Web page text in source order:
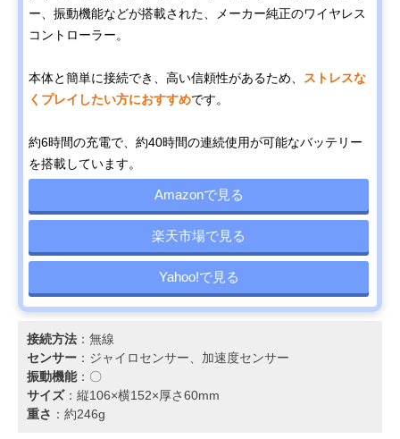
ー、振動機能などが搭載された、メーカー純正のワイヤレス
コントローラー。
本体と簡単に接続でき、高い信頼性があるため、
ストレスな
くプレイしたい方におすすめです。
約6時間の充電で、約40時間の連続使用が可能なバッテリー
を搭載しています。
Amazonで見る
楽天市場で見る
Yahoo!で見る
接続方法 ：無線
センサー ：ジャイロセンサー、加速度センサー
振動機能：〇
サイズ：縦106×横152×厚さ60mm
重さ ：約246g